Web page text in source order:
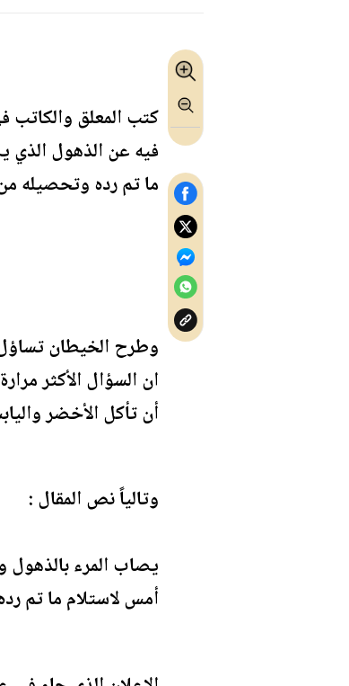
كتب المعلق والكاتب
فيه عن الذهول الذي
ما تم رده وتحصيله
وطرح الخيطان تساؤل
ان السؤال الأكثر
أن تأكل الأخضر
وتالياً نص المقال :
يصاب المرء بالذهول
أمس لاستلام ما تم